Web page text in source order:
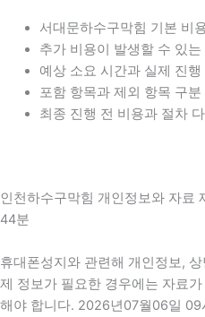
서대문하수구막힘 기본 비
추가 비용이 발생할 수 있는
예상 소요 시간과 실제 진
포함 항목과 제외 항목 구분
최종 진행 전 비용과 절차
인천하수구막힘 개인정보와 자료
44분
휴대폰성지와 관련해 개인정보,
제 정보가 필요한 경우에는 자료
해야 합니다. 2026년07월06일